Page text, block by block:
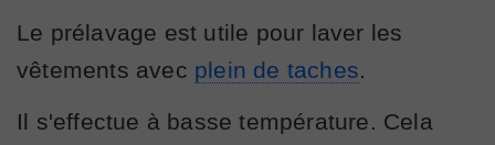
Le prélavage est utile pour laver les
vêtements avec plein de taches.
Il s'effectue à basse température. Cela